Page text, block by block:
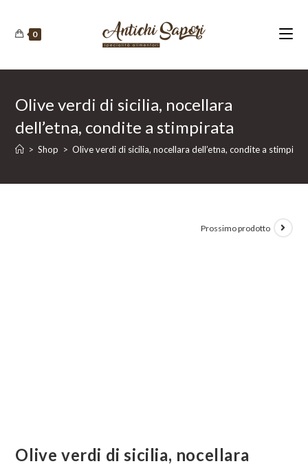
contenuto
0
Olive verdi di sicilia, nocellara
dell’etna, condite a stimpirata
> Shop > Olive verdi di sicilia, nocellara dell’etna, condite a
Prossimo prodotto
Olive verdi di sicilia, nocellara